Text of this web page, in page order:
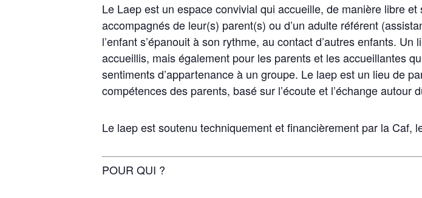
Le Laep est un espace convivial qui accueille, de manière libre
accompagnés de leur(s) parent(s) ou d’un adulte référent
l’enfant s’épanouit à son rythme, au contact d’autres enfants.
accueillis, mais également pour les parents et les accueillantes
sentiments d’appartenance à un groupe. Le laep est un lieu de
compétences des parents, basé sur l’écoute et l’échange autour
Le laep est soutenu techniquement et financièrement par la
POUR QUI ?